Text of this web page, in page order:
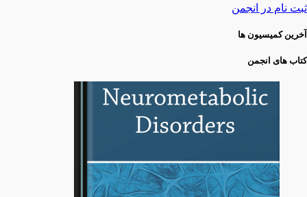
ثبت نام در انجمن
آخرین کمیسیون ها
کتاب های انجمن